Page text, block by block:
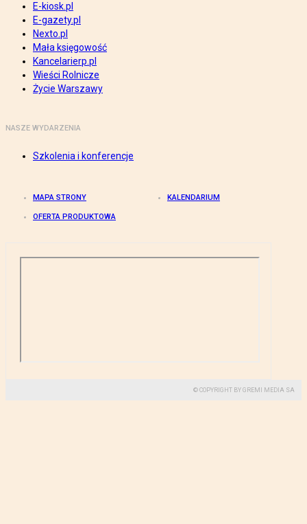
E-kiosk.pl
E-gazety.pl
Nexto.pl
Mała księgowość
Kancelarierp.pl
Wieści Rolnicze
Życie Warszawy
NASZE WYDARZENIA
Szkolenia i konferencje
MAPA STRONY KALENDARIUM
OFERTA PRODUKTOWA
© COPYRIGHT BY GREMI MEDIA SA